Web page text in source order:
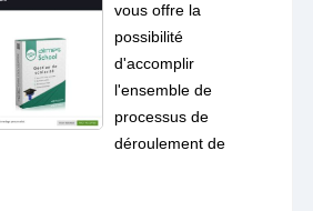
vous offre la
possibilité
d'accomplir
l'ensemble de
processus de
déroulement de